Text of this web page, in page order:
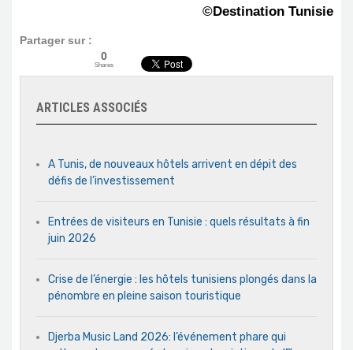
©Destination Tunisie
Partager sur :
0
Shares
ARTICLES ASSOCIÉS
A Tunis, de nouveaux hôtels arrivent en dépit des
défis de l’investissement
Entrées de visiteurs en Tunisie : quels résultats à fin
juin 2026
Crise de l’énergie : les hôtels tunisiens plongés dans la
pénombre en pleine saison touristique
Djerba Music Land 2026: l’événement phare qui